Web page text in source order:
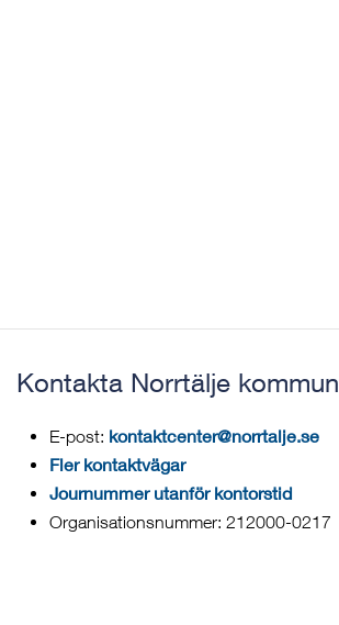
Kontakta Norrtälje kommun
E-post: kontaktcenter@norrtalje.se
Fler kontaktvägar
Journummer utanför kontorstid
Organisationsnummer: 212000-0217